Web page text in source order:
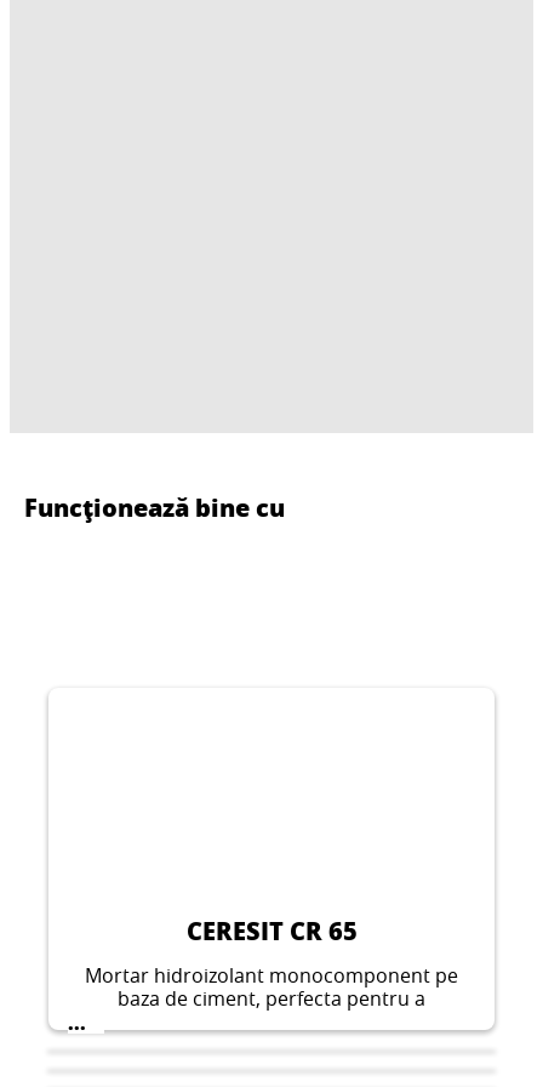
Funcționează bine cu
CERESIT CR 65
Mortar hidroizolant monocomponent pe
baza de ciment, perfecta pentru a
imbunatati rezistenta substratului de beton
pe substraturi de ciment care sunt gata de
...